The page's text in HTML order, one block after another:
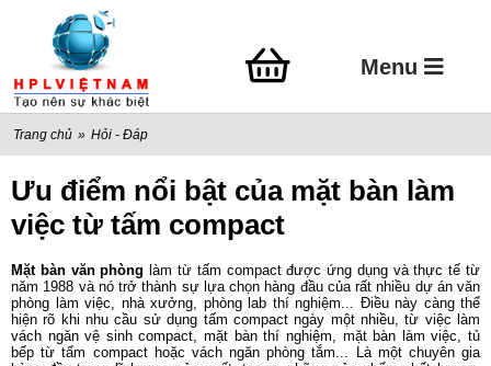
Menu
Trang chủ » Hỏi - Đáp
Ưu điểm nổi bật của mặt bàn làm
việc từ tấm compact
Mặt bàn văn phòng làm từ tấm compact được ứng dụng và thực tế từ
năm 1988 và nó trở thành sự lựa chọn hàng đầu của rất nhiều dự án văn
phòng làm việc, nhà xưởng, phòng lab thí nghiệm... Điều này càng thể
hiện rõ khi nhu cầu sử dụng tấm compact ngày một nhiều, từ việc làm
vách ngăn vệ sinh compact, mặt bàn thí nghiệm, mặt bàn làm việc, tủ
bếp từ tấm compact hoặc vách ngăn phòng tắm... Là một chuyên gia